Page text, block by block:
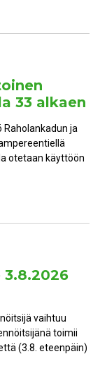
33 alkaen
ja
otetaan käyttöön
vaihtuu
toimii
(3.8. eteenpäin)